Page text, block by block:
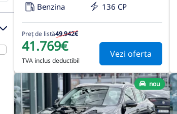
Benzina
136 CP
Preț de listă49.942€
41.769€
TVA inclus deductibil
Vezi oferta
nou